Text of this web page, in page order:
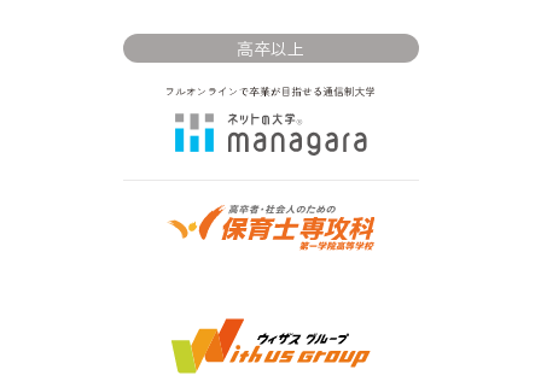
高卒以上